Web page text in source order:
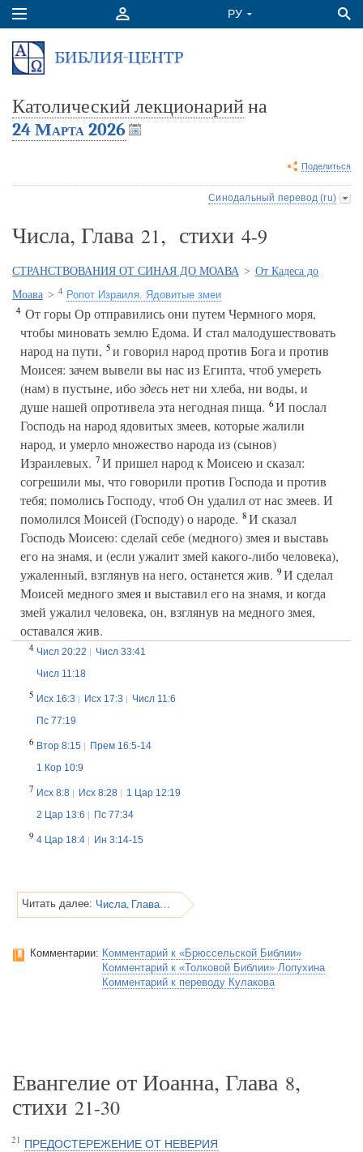
Католический лекционарийна
24 Марта 2026
Поделиться
Синодальный перевод (ru)
Числа, Глава 21, стихи 4-9
СТРАНСТВОВАНИЯ ОТ СИНАЯ ДО МОАВА > От Кадеса до
Моава > 4 Ропот Израиля. Ядовитые змеи
4 От горы Ор отправились они путем Чермного моря,
чтобы миновать землю Едома. И стал малодушествовать
народ на пути, 5и говорил народ против Бога и против
Моисея: зачем вывели вы нас из Египта, чтоб умереть
(нам) в пустыне, ибоздесьнет ни хлеба, ни воды, и
душе нашей опротивела эта негодная пища. 6И послал
Господь на народ ядовитых змеев, которые жалили
народ, и умерло множество народа из (сынов)
Израилевых. 7И пришел народ к Моисею и сказал:
согрешили мы, что говорили против Господа и против
тебя; помолись Господу, чтоб Он удалил от нас змеев. И
помолился Моисей (Господу) о народе. 8И сказал
Господь Моисею: сделай себе (медного) змея и выставь
его на знамя, и (если ужалит змей какого-либо человека),
ужаленный, взглянув на него, останется жив. 9И сделал
Моисей медного змея и выставил его на знамя, и когда
змей ужалил человека, он, взглянув на медного змея,
оставался жив.
4 Числ 20:22
Числ 33:41
Числ 11:18
5 Исх 16:3 Исх 17:3
Числ 11:6
Пс 77:19
6 Втор 8:15
Прем 16:5-14
1 Кор 10:9
7 Исх 8:8 Исх 8:28
1 Цар 12:19
2 Цар 13:6
Пс 77:34
9 4 Цар 18:4 Ин 3:14-15
Читать далее: Числа, Глава 21
Комментарии: Комментарий к «Брюссельской Библии»
Комментарий к «Толковой Библии» Лопухина
Комментарий к переводу Кулакова
Евангелие от Иоанна, Глава 8,
стихи 21-30
21 ПРЕДОСТЕРЕЖЕНИЕ ОТ НЕВЕРИЯ